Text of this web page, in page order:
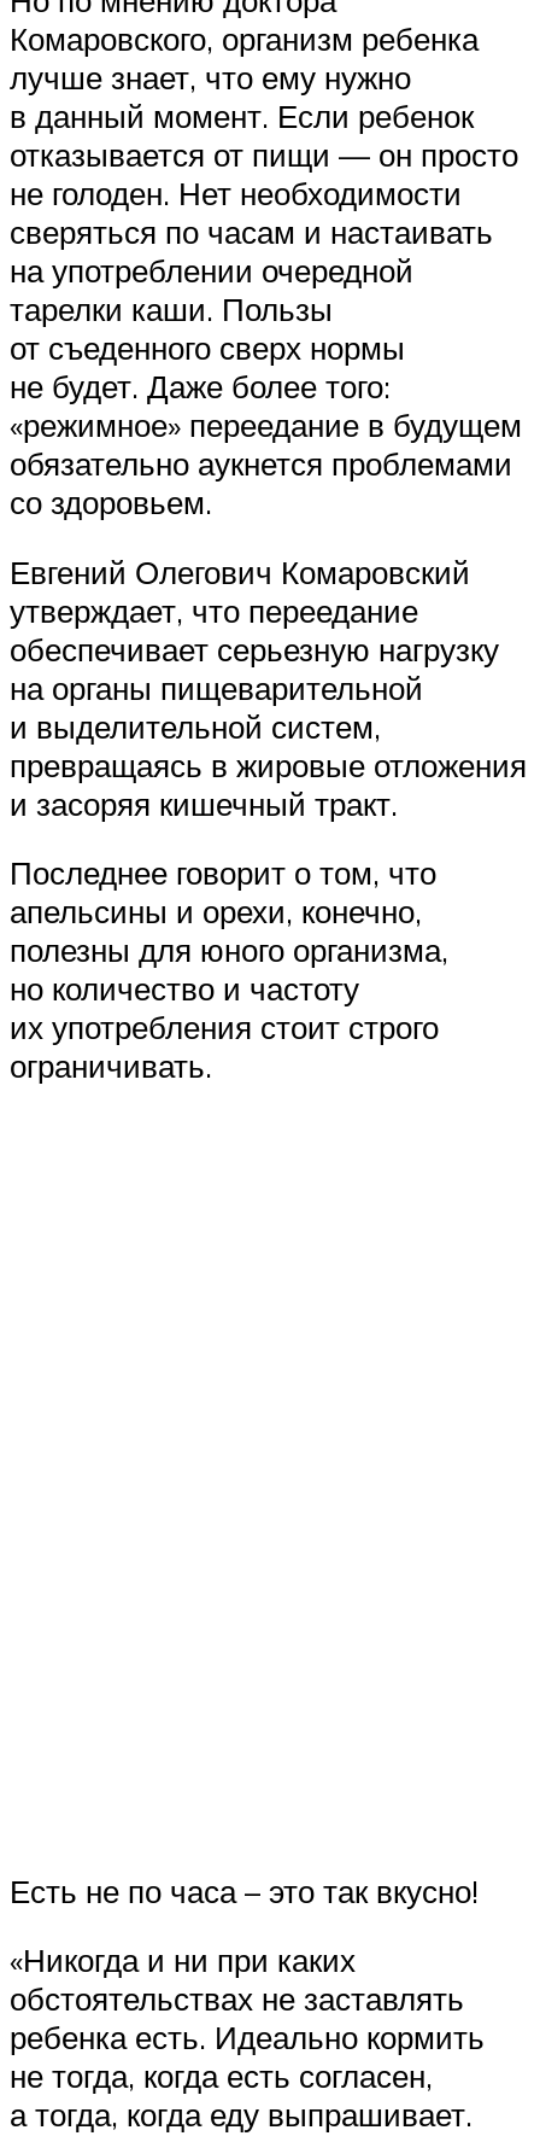
Комаровского, организм ребенка
лучше знает, что ему нужно
в данный момент. Если ребенок
отказывается от пищи — он просто
не голоден. Нет необходимости
сверяться по часам и настаивать
на употреблении очередной
тарелки каши. Пользы
от съеденного сверх нормы
не будет. Даже более того:
«режимное» переедание в будущем
обязательно аукнется проблемами
со здоровьем.
Евгений Олегович Комаровский
утверждает, что переедание
обеспечивает серьезную нагрузку
на органы пищеварительной
и выделительной систем,
превращаясь в жировые отложения
и засоряя кишечный тракт.
Последнее говорит о том, что
апельсины и орехи, конечно,
полезны для юного организма,
но количество и частоту
их употребления стоит строго
ограничивать.
Есть не по часа – это так вкусно!
«Никогда и ни при каких
обстоятельствах не заставлять
ребенка есть. Идеально кормить
не тогда, когда есть согласен,
а тогда, когда еду выпрашивает.